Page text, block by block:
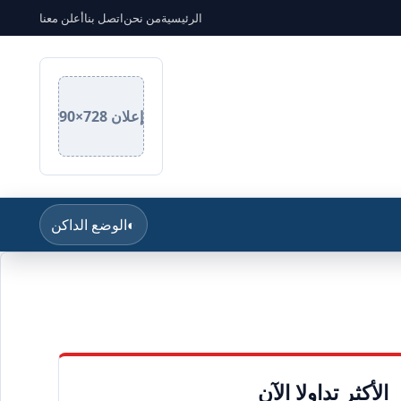
الرئيسيةمن نحناتصل بناأعلن معنا
إعلان 728×90
◐الوضع الداكن
الأكثر تداولا الآن